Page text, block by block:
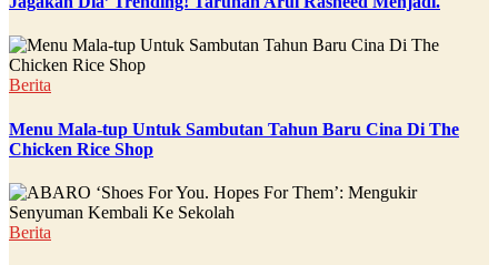
Berita
Menu Mala-tup Untuk Sambutan Tahun Baru Cina Di The
Chicken Rice Shop
Berita